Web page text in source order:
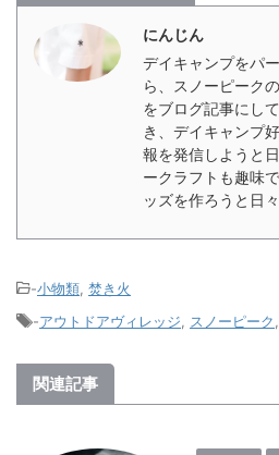
にんじん
デイキャンプをパ
ら、スノーピーク
をブログ記事にし
き、デイキャンプ
報を発信しようと
ークラフトも趣味
ッズを作ろうと日々
-小物類 焚き火
-アウトドアヴィレッジ スノーピーク
関連記事